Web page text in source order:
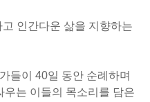
인간다운 삶을 지향하는
들이 40일 동안 순례하며
우는 이들의 목소리를 담은